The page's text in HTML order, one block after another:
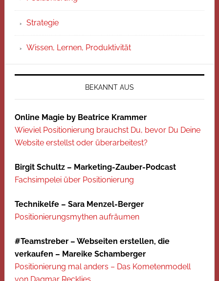
Strategie
Wissen, Lernen, Produktivität
BEKANNT AUS
Online Magie by Beatrice Krammer
Wieviel Positionierung brauchst Du, bevor Du Deine
Website erstellst oder überarbeitest?
Birgit Schultz – Marketing-Zauber-Podcast
Fachsimpelei über Positionierung
Technikelfe – Sara Menzel-Berger
Positionierungsmythen aufräumen
#Teamstreber – Webseiten erstellen, die
verkaufen – Mareike Schamberger
Positionierung mal anders – Das Kometenmodell